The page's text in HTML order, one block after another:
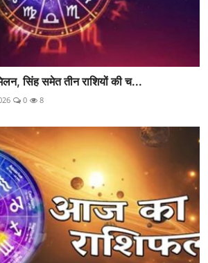
सिंह समेत तीन राशियों की च...
0 8